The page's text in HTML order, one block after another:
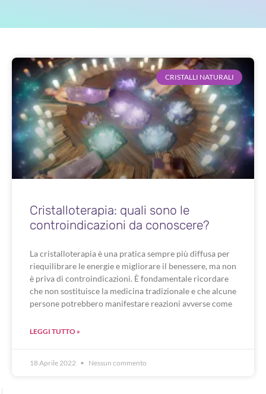
CRISTALLI NATURALI
Cristalloterapia: quali sono le
controindicazioni da conoscere?
La cristalloterapia è una pratica sempre più diffusa per
riequilibrare le energie e migliorare il benessere, ma non
è priva di controindicazioni. È fondamentale ricordare
che non sostituisce la medicina tradizionale e che alcune
persone potrebbero manifestare reazioni avverse come
LEGGI TUTTO »
18 Aprile 2022 Nessun commento